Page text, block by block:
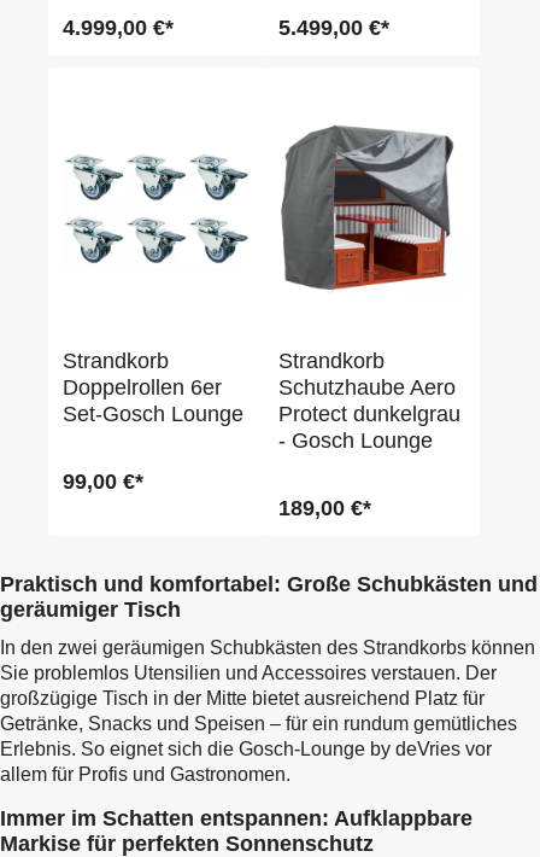
4.999,00 €* 5.499,00 €*
Strandkorb
Doppelrollen 6er
Set-Gosch Lounge
99,00 €*
Strandkorb
Schutzhaube Aero
Protect dunkelgrau
- Gosch Lounge
189,00 €*
Praktisch und komfortabel: Große Schubkästen und
geräumiger Tisch
In den zwei geräumigen Schubkästen des Strandkorbs können
Sie problemlos Utensilien und Accessoires verstauen. Der
großzügige Tisch in der Mitte bietet ausreichend Platz für
Getränke, Snacks und Speisen – für ein rundum gemütliches
Erlebnis. So eignet sich die Gosch-Lounge by deVries vor
allem für Profis und Gastronomen.
Immer im Schatten entspannen: Aufklappbare
Markise für perfekten Sonnenschutz